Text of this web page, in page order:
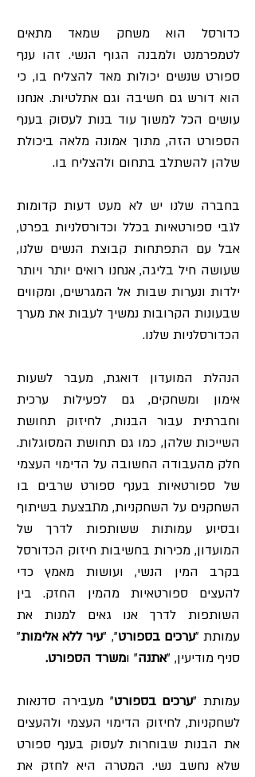
כדורסל הוא משחק שמאד מתאים
לטמפרמנט ולמבנה הגוף הנשי. זהו ענף
ספורט שנשים יכולות מאד להצליח בו, כי
הוא דורש גם חשיבה וגם אתלטיות. אנחנו
עושים הכל למשוך עוד בנות לעסוק בענף
הספורט הזה, מתוך אמונה מלאה ביכולת
שלהן להשתלב בתחום ולהצליח בו.
בחברה שלנו יש לא מעט דעות קדומות
לגבי ספורטאיות בכלל וכדורסלניות בפרט,
אבל עם התפתחות קבוצת הנשים שלנו,
שעושה חיל בליגה, אנחנו רואים יותר ויותר
ילדות ונערות שבות אל המגרשים, ומקווים
שבעונות הקרובות נמשיך לעבות את מערך
הכדורסלניות שלנו.
הנהלת המועדון דואגת, מעבר לשעות
אימון ומשחקים, גם לפעילות ערכית
וחברתית עבור הבנות, לחיזוק תחושת
השייכות שלהן, כמו גם תחושת המסוגלות.
חלק מהעבודה החשובה על הדימוי העצמי
של ספורטאיות בענף ספורט שרבים בו
השחקנים על השחקניות, מתבצעת בשיתוף
ובסיוע עמותות ששותפות לדרך של
המועדון, מכירות בחשיבות חיזוק הכדורסל
בקרב המין הנשי, ועושות מאמץ כדי
להעצים ספורטאיות מהמין החזק. בין
השותפות לדרך אנו גאים למנות את
עמותת "ערכים בספורט", "עיר ללא אלימות"
סניף מודיעין, "אתנה" ומשרד הספורט.
עמותת "ערכים בספורט" מעבירה סדנאות
לשחקניות, לחיזוק הדימוי העצמי ולהעצים
את הבנות שבוחרות לעסוק בענף ספורט
שלא נחשב נשי. המטרה היא לחזק את